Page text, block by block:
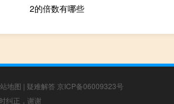
2的倍数有哪些
地图 | 疑难解答 京ICP备06009323号
纠正，谢谢